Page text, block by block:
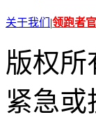
关于我们 |领跑者
版权所
紧急或